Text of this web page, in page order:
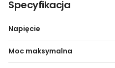
Specyfikacja
Napięcie
Moc maksymalna